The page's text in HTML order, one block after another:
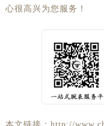
心很高兴为您服务！